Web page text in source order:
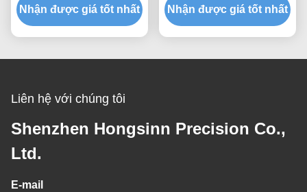
loạt nguyên mẫu nhôm
Nhận được giá tốt nhất Nhận được giá tốt nhất
Liên hệ với chúng tôi
Shenzhen Hongsinn Precision Co.,
Ltd.
E-mail